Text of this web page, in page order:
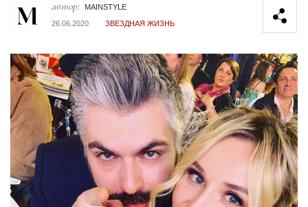
автор:
MAINSTYLE
26.06.2020
ЗВЕЗДНАЯ ЖИЗНЬ